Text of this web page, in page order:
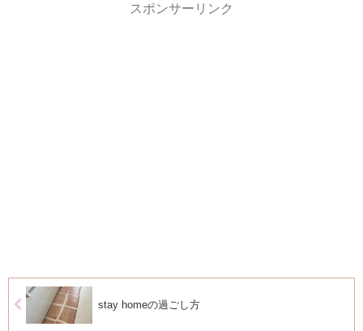
スポンサーリンク
stay homeの過ごし方